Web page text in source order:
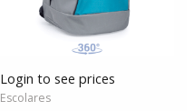
Login to see prices
Escolares